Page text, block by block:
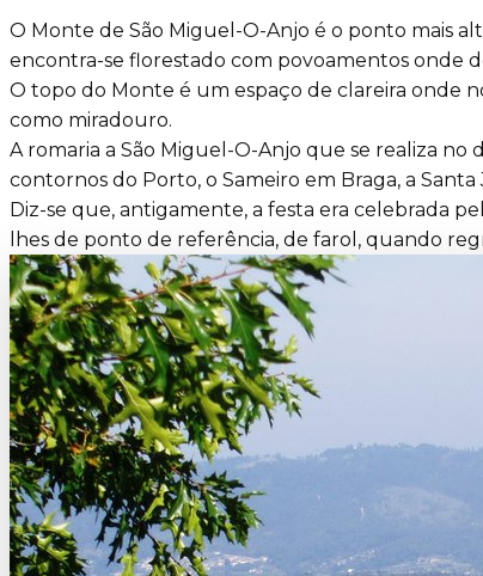
O Monte de São Miguel-O-Anjo é o ponto mais
encontra-se florestado com povoamentos onde
O topo do Monte é um espaço de clareira onde
como miradouro.
A romaria a São Miguel-O-Anjo que se realiza
contornos do Porto, o Sameiro em Braga, a
Diz-se que, antigamente, a festa era celebrada
lhes de ponto de referência, de farol, quando